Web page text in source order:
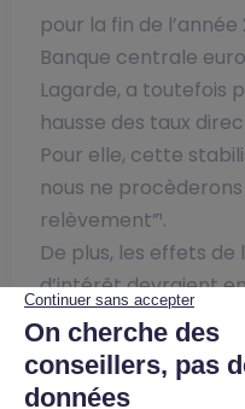
pour la fin de
Banque centrale
Lagarde, a toutefois
hausse des taux
Pour elle, cette
nous ne
relèvement”¹.
De plus, les effets
d’intérêt devraient
sentir durant
probable d’assister
des taux d’emprunt